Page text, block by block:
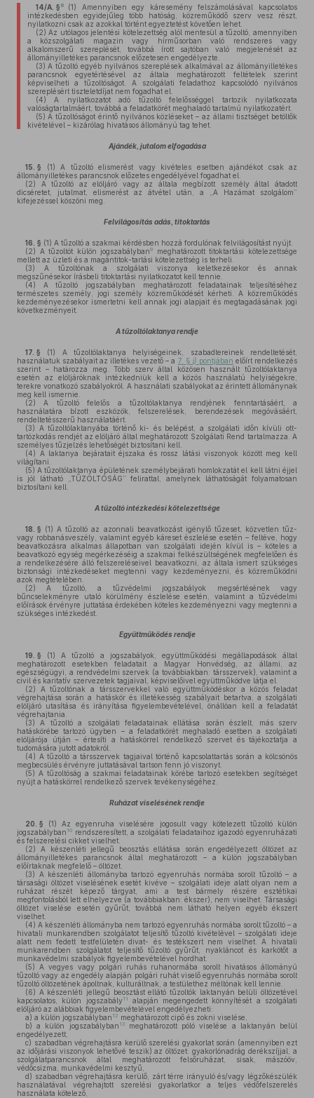
14/A. § 8 (1) Amennyiben egy káresemény felszámolásával kapcsolatos
intézkedésben egyidejűleg több hatóság, közreműködő szerv vesz részt,
nyilatkozni csak az azokkal történt egyeztetést követően lehet.
(2) Az utólagos jelentési kötelezettség alól mentesül a tűzoltó, amennyiben
a közszolgálati magazin vagy hírműsorban való rendszeres vagy
alkalomszerű szereplését, továbbá írott sajtóban való megjelenését az
állományilletékes parancsnok előzetesen engedélyezte.
(3) A tűzoltó egyéb nyilvános szereplések alkalmával az állományilletékes
parancsnok egyetértésével az általa meghatározott feltételek szerint
képviselheti a tűzoltóságot. A szolgálati feladathoz kapcsolódó nyilvános
szereplésért tiszteletdíjat nem fogadhat el.
(4) A nyilatkozatot adó tűzoltó felelősséggel tartozik nyilatkozata
valóságtartalmáért, továbbá a feladatkörét meghaladó tartalmú nyilatkozatért.
(5) A tűzoltóságot érintő nyilvános közléseket – az állami tisztséget betöltők
kivételével – kizárólag hivatásos állományú tag tehet.
Ajándék, jutalom elfogadása
15. § (1) A tűzoltó elismerést vagy kivételes esetben ajándékot csak az
állományilletékes parancsnok előzetes engedélyével fogadhat el.
(2) A tűzoltó az elöljáró vagy az általa megbízott személy által átadott
dicséretet, jutalmat, elismerést az átvétel után, a „A Hazámat szolgálom”
kifejezéssel köszöni meg.
Felvilágosítás adás, titoktartás
16. § (1) A tűzoltó a szakmai kérdésben hozzá fordulónak felvilágosítást nyújt.
(2) A tűzoltót külön jogszabályban9
meghatározott titoktartási kötelezettsége
mellett az üzleti és a magántitok-tartási kötelezettség is terheli.
(3) A tűzoltónak a szolgálati viszonya keletkezésekor és annak
megszűnésekor írásbeli titoktartási nyilatkozatot kell tennie.
(4) A tűzoltó jogszabályban meghatározott feladatainak teljesítéséhez
természetes személy, jogi személy közreműködését kérheti. A közreműködés
kezdeményezésekor ismertetni kell annak jogi alapjait és megtagadásának jogi
következményeit.
A tűzoltólaktanya rendje
17. § (1)
A tűzoltólaktanya helyiségeinek, szabadtereinek rendeltetését,
használatuk szabályait az illetékes vezető – a 7. § j) pontjában előírt rendelkezés
szerint – határozza meg. Több szerv által közösen használt tűzoltólaktanya
esetén az elöljáróknak intézkedniük kell a közös használatú helyiségekre,
terekre vonatkozó szabályokról. A használati szabályokat az érintett állománynak
meg kell ismernie.
(2) A tűzoltó felelős a tűzoltólaktanya rendjének fenntartásáért, a
használatára bízott eszközök, felszerelések, berendezések megóvásáért,
rendeltetésszerű használatáért.
(3) A tűzoltólaktanyába történő ki- és belépést, a szolgálati időn kívüli ott-
tartózkodás rendjét az elöljáró által meghatározott Szolgálati Rend tartalmazza. A
személyes tűzjelzés lehetőségét biztosítani kell.
(4) A laktanya bejáratait éjszaka és rossz látási viszonyok között meg kell
világítani.
(5) A tűzoltólaktanya épületének személybejárati homlokzatát el kell látni éjjel
is jól látható „TŰZOLTÓSÁG” felirattal, amelynek láthatóságát folyamatosan
biztosítani kell.
A tűzoltó intézkedési kötelezettsége
18. § (1) A tűzoltó az azonnali beavatkozást igénylő tűzeset, közvetlen tűz-
vagy robbanásveszély, valamint egyéb káreset észlelése esetén – feltéve, hogy
beavatkozásra alkalmas állapotban van szolgálati idején kívül is – köteles a
beavatkozó egység megérkezéséig a szakmai felkészültségének megfelelően és
a rendelkezésére álló felszereléseivel beavatkozni, az általa ismert szükséges
biztonsági intézkedéseket megtenni vagy kezdeményezni, és közreműködni
azok megtételében.
(2) A tűzoltó, a tűzvédelmi jogszabályok megsértésének vagy
bűncselekményre utaló körülmény észlelése esetén, valamint a tűzvédelmi
előírások érvényre juttatása érdekében köteles kezdeményezni vagy megtenni a
szükséges intézkedést.
Együttműködés rendje
19. § (1) A tűzoltó a jogszabályok, együttműködési megállapodások által
meghatározott esetekben feladatait a Magyar Honvédség, az állami, az
egészségügyi, a rendvédelmi szervek (a továbbiakban: társszervek), valamint a
civil és karitatív szervezetek tagjaival, képviselőivel együttműködve látja el.
(2) A tűzoltónak a társszervekkel való együttműködéskor a közös feladat
végrehajtása során a hatáskör és illetékesség szabályait betartva, a szolgálati
elöljáró utasítása és irányítása figyelembevételével, önállóan kell a feladatát
végrehajtania.
(3) A tűzoltó a szolgálati feladatainak ellátása során észlelt, más szerv
hatáskörébe tartozó ügyben – a feladatkörét meghaladó esetben a szolgálati
elöljárója útján – értesíti a hatáskörrel rendelkező szervet és tájékoztatja a
tudomására jutott adatokról.
(4) A tűzoltó a társszervek tagjaival történő kapcsolattartás során a kölcsönös
megbecsülés érvényre juttatásával tartson fenn jó viszonyt.
(5) A tűzoltóság a szakmai feladatainak körébe tartozó esetekben segítséget
nyújt a hatáskörrel rendelkező szervek tevékenységéhez.
Ruházat viselésének rendje
20. § (1) Az egyenruha viselésére jogosult vagy kötelezett tűzoltó külön
jogszabályban 10 rendszeresített, a szolgálati feladataihoz igazodó egyenruházati
és felszerelési cikket viselhet.
(2) A készenléti jellegű beosztás ellátása során engedélyezett öltözet az
állományilletékes parancsnok által meghatározott – a külön jogszabályban
előírtaknak megfelelő – öltözet.
(3) A készenléti állományba tartozó egyenruhás normába sorolt tűzoltó – a
társasági öltözet viselésének esetét kivéve – szolgálati ideje alatt olyan nem a
ruházat részét képező tárgyat, ami a test bármely részére esztétikai
megfontolásból lett elhelyezve (a továbbiakban: ékszer), nem viselhet. Társasági
öltözet viselése esetén gyűrűt, továbbá nem látható helyen egyéb ékszert
viselhet.
(4) A készenléti állományba nem tartozó egyenruhás normába sorolt tűzoltó – a
hivatali munkarendben szolgálatot teljesítő tűzoltó kivételével – szolgálati ideje
alatt nem fedett testfelületén divat- és testékszert nem viselhet. A hivatali
munkarendben szolgálatot teljesítő tűzoltó gyűrűt, nyakláncot és karkötőt a
munkavédelmi szabályok figyelembevételével hordhat.
(5) A vegyes vagy polgári ruhás ruhanormába sorolt hivatásos állományú
tűzoltó vagy az engedély alapján polgári ruhát viselő egyenruhás normába sorolt
tűzoltó öltözetének ápoltnak, kulturáltnak, a testülethez méltónak kell lennie.
(6) A készenléti jellegű beosztást ellátó tűzoltók laktanyán belüli öltözetével
kapcsolatos, külön jogszabály 11
alapján megengedett könnyítését a szolgálati
elöljáró az alábbiak figyelembevételével engedélyezheti:
a) a külön jogszabályban 12 meghatározott cipő és zokni viselése,
b) a külön jogszabályban 13meghatározott póló viselése a laktanyán belül
engedélyezett,
c) szabadban végrehajtásra kerülő szerelési gyakorlat során (amennyiben ezt
az időjárási viszonyok lehetővé teszik) az öltözet: gyakorlónadrág derékszíjjal, a
szolgálatparancsnok által meghatározott felsőruházat, sisak, mászóöv,
védőcsizma, munkavédelmi kesztyű,
d) szabadban végrehajtásra kerülő, zárt térre irányuló és/vagy légzőkészülék
használatával végrehajtott szerelési gyakorlatkor a teljes védőfelszerelés
használata kötelező,